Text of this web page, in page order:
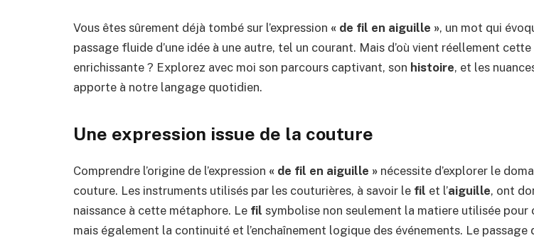
Vous êtes sûrement déjà tombé sur l’expression « de fil en aiguille », un mot qui
passage fluide d’une idée à une autre, tel un courant. Mais d’où vient réellement
enrichissante ? Explorez avec moi son parcours captivant, son histoire, et les
apporte à notre langage quotidien.
Une expression issue de la couture
Comprendre l’origine de l’expression « de fil en aiguille » nécessite d’explorer le
couture. Les instruments utilisés par les couturières, à savoir le fil et l’aiguille, ont
naissance à cette métaphore. Le fil symbolise non seulement la matiere utilisée pour
mais également la continuité et l’enchaînement logique des événements. Le passage